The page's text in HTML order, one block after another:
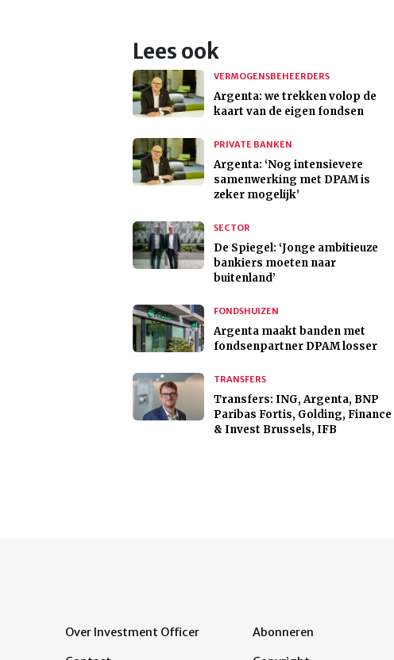
Lees ook
VERMOGENSBEHEERDERS
Argenta: we trekken volop de
kaart van de eigen fondsen
PRIVATE BANKEN
Argenta: ‘Nog intensievere
samenwerking met DPAM is
zeker mogelijk’
SECTOR
De Spiegel: ‘Jonge ambitieuze
bankiers moeten naar
buitenland’
FONDSHUIZEN
Argenta maakt banden met
fondsenpartner DPAM losser
TRANSFERS
Transfers: ING, Argenta, BNP
Paribas Fortis, Golding, Finance
& Invest Brussels, IFB
Over Investment Officer Abonneren